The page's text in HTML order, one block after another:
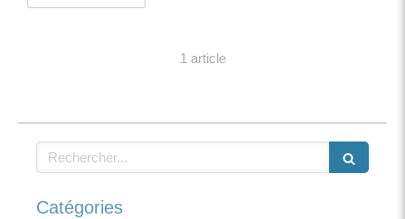
1 article
Rechercher
Catégories